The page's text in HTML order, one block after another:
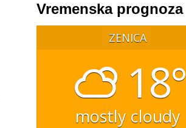
Vremenska prognoza
ZENICA
18°
mostly cloudy